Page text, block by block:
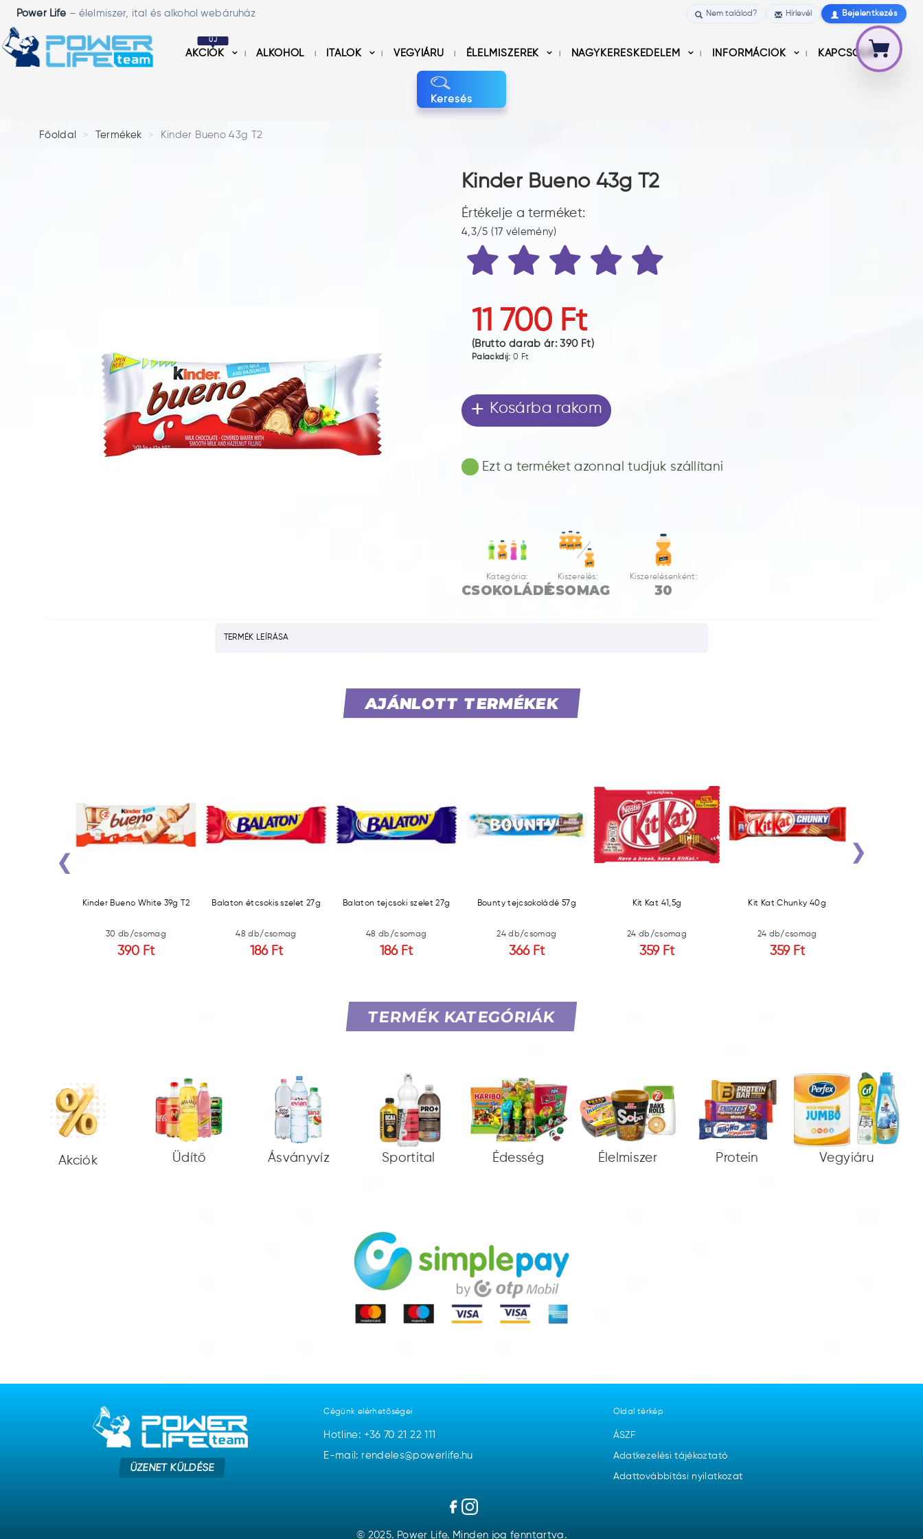
Power Life – élelmiszer, ital és alkohol webáruház Nem találod? Hírlevél Bejelentkezés
ÚJ
AKCIÓK ALKOHOL ITALOK VEGYIÁRU ÉLELMISZEREK NAGYKERESKEDELEM INFORMÁCIÓK KAPCSOLAT
Keresés
Főoldal Termékek Kinder Bueno 43g T2
Kinder Bueno 43g T2
Értékelje a terméket:
4,3/5 (17 vélemény)
11 700 Ft
(Bruttó darab ár:390 Ft)
Palackdíj: 0 Ft
+ Kosárba rakom
Ezt a terméket azonnal tudjuk szállítani
Kategória:
CSOKOLÁDÉ
Kiszerelés:
CSOMAG
Kiszerelésenként:
30
TERMÉK LEÍRÁSA
AJÁNLOTT TERMÉKEK
Kinder Bueno White 39g T2
30 db/csomag
390 Ft
Balaton étcsokis szelet 27g
48 db/csomag
186 Ft
Balaton tejcsoki szelet 27g
48 db/csomag
186 Ft
Bounty tejcsokoládé 57g
24 db/csomag
366 Ft
Kit Kat 41,5g
24 db/csomag
359 Ft
Kit Kat Chunky 40g
24 db/csomag
359 Ft
‹ ›
TERMÉK KATEGÓRIÁK
Akciók Üdítő Ásványvíz Sportital Édesség Élelmiszer Protein Vegyiáru
ÜZENET KÜLDÉSE
Cégünk elérhetőségei
Hotline: +36 70 21 22 111
E-mail: rendeles@powerlife.hu
Oldal térkép
ÁSZF
Adatkezelési tájékoztató
Adattovábbítási nyilatkozat
© 2025. Power Life. Minden jog fenntartva.